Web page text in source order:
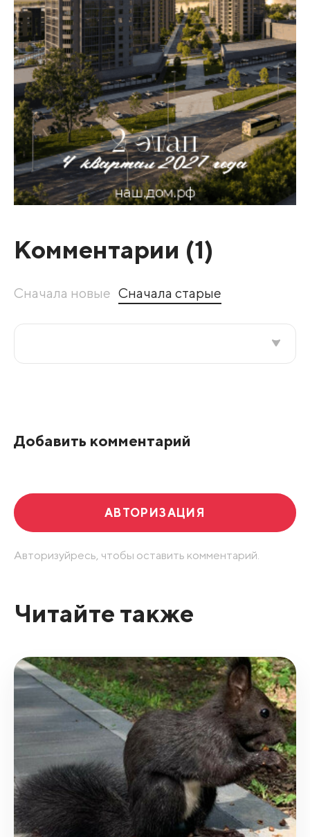
Комментарии (1)
Сначала новые Сначала старые
Добавить комментарий
АВТОРИЗАЦИЯ
Авторизуйресь, чтобы оставить комментарий.
Читайте также